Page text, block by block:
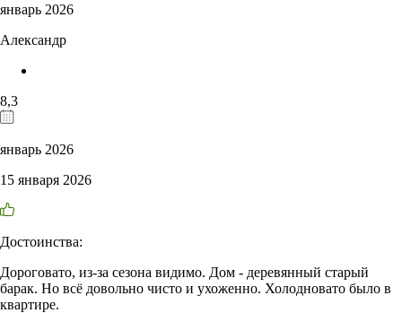
январь 2026
Александр
8,3
январь 2026
15 января 2026
Достоинства:
Дороговато, из-за сезона видимо. Дом - деревянный старый
барак. Но всё довольно чисто и ухоженно. Холодновато было в
квартире.